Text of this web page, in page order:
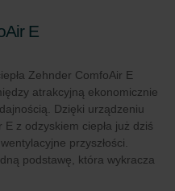
E
Zehnder ComfoAir E
atrakcyjną ekonomicznie
Dzięki urządzeniu
z odzyskiem ciepła już dziś
przyszłości.
podstawę, która wykracza